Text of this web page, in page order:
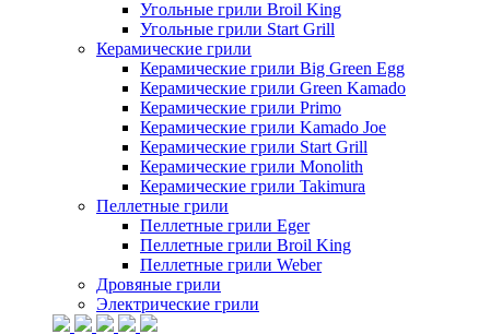
Угольные грили Broil King
Угольные грили Start Grill
Керамические грили
Керамические грили Big Green Egg
Керамические грили Green Kamado
Керамические грили Primo
Керамические грили Kamado Joe
Керамические грили Start Grill
Керамические грили Monolith
Керамические грили Takimura
Пеллетные грили
Пеллетные грили Eger
Пеллетные грили Broil King
Пеллетные грили Weber
Дровяные грили
Электрические грили